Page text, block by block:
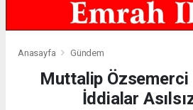
Anasayfa Gündem
Muttalip Özsemerci
İddialar